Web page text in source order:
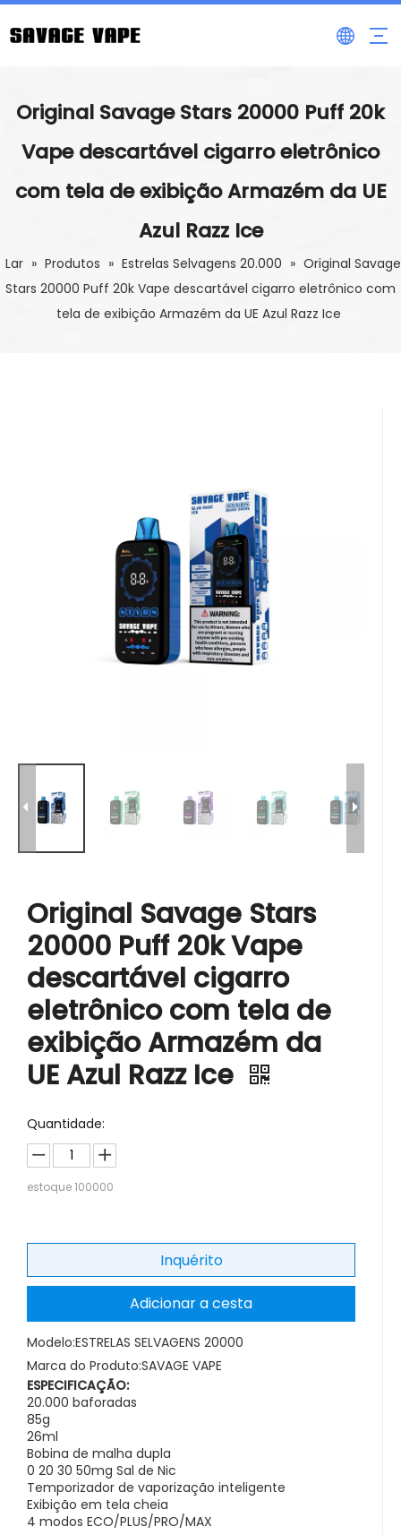
Original Savage Stars 20000 Puff 20k
Vape descartável cigarro eletrônico
com tela de exibição Armazém da UE
Azul Razz Ice
Lar » Produtos » Estrelas Selvagens 20.000 » Original Savage
Stars 20000 Puff 20k Vape descartável cigarro eletrônico com
tela de exibição Armazém da UE Azul Razz Ice
Original Savage Stars
20000 Puff 20k Vape
descartável cigarro
eletrônico com tela de
exibição Armazém da
UE Azul Razz Ice
Quantidade:
estoque100000
Inquérito
Adicionar a cesta
Modelo:ESTRELAS SELVAGENS 20000
Marca do Produto:SAVAGE VAPE
ESPECIFICAÇÃO:
20.000 baforadas
85g
26ml
Bobina de malha dupla
0 20 30 50mg Sal de Nic
Temporizador de vaporização inteligente
Exibição em tela cheia
4 modos ECO/PLUS/PRO/MAX